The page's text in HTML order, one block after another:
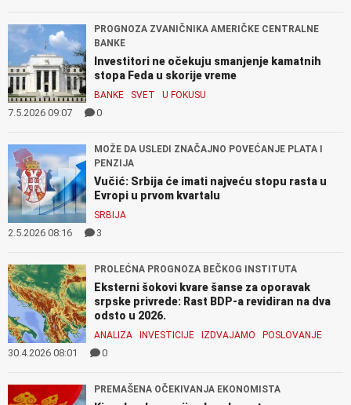
PROGNOZA ZVANIČNIKA AMERIČKE CENTRALNE
BANKE
Investitori ne očekuju smanjenje kamatnih
stopa Feda u skorije vreme
BANKE SVET U FOKUSU
7.5.2026 09:07 0
MOŽE DA USLEDI ZNAČAJNO POVEĆANJE PLATA I
PENZIJA
Vučić: Srbija će imati najveću stopu rasta u
Evropi u prvom kvartalu
SRBIJA
2.5.2026 08:16 3
PROLEĆNA PROGNOZA BEČKOG INSTITUTA
Eksterni šokovi kvare šanse za oporavak
srpske privrede: Rast BDP-a revidiran na dva
odsto u 2026.
ANALIZA INVESTICIJE IZDVAJAMO POSLOVANJE
30.4.2026 08:01 0
PREMAŠENA OČEKIVANJA EKONOMISTA